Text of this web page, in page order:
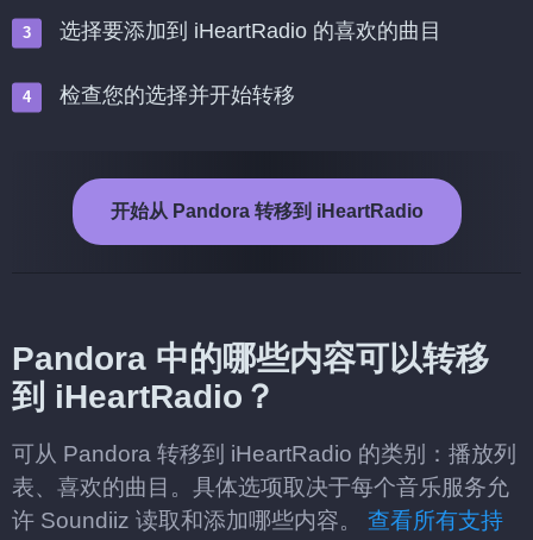
选择要添加到 iHeartRadio 的喜欢的曲目
检查您的选择并开始转移
开始从 Pandora 转移到 iHeartRadio
Pandora 中的哪些内容可以转移
到 iHeartRadio？
可从 Pandora 转移到 iHeartRadio 的类别：播放列
表、喜欢的曲目。具体选项取决于每个音乐服务允
许 Soundiiz 读取和添加哪些内容。 查看所有支持